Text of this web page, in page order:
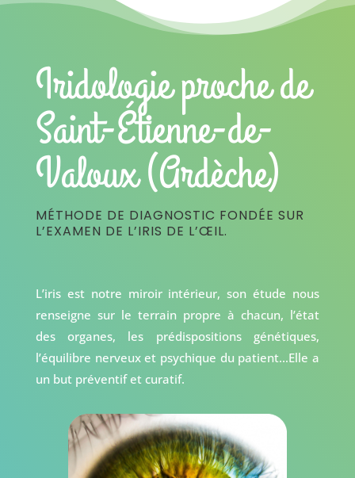
Iridologie proche de
Saint-Étienne-de-
Valoux (Ardèche)
MÉTHODE DE DIAGNOSTIC FONDÉE SUR
L’EXAMEN DE L’IRIS DE L’ŒIL.
L’iris est notre miroir intérieur, son étude nous
renseigne sur le terrain propre à chacun, l’état
des organes, les prédispositions génétiques,
l’équilibre nerveux et psychique du patient…Elle a
un but préventif et curatif.